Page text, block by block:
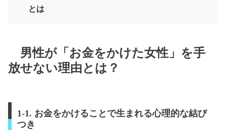
とは
男性が「お金をかけた女性」を手
放せない理由とは？
1-1. お金をかけることで生まれる心理的な結び
つき